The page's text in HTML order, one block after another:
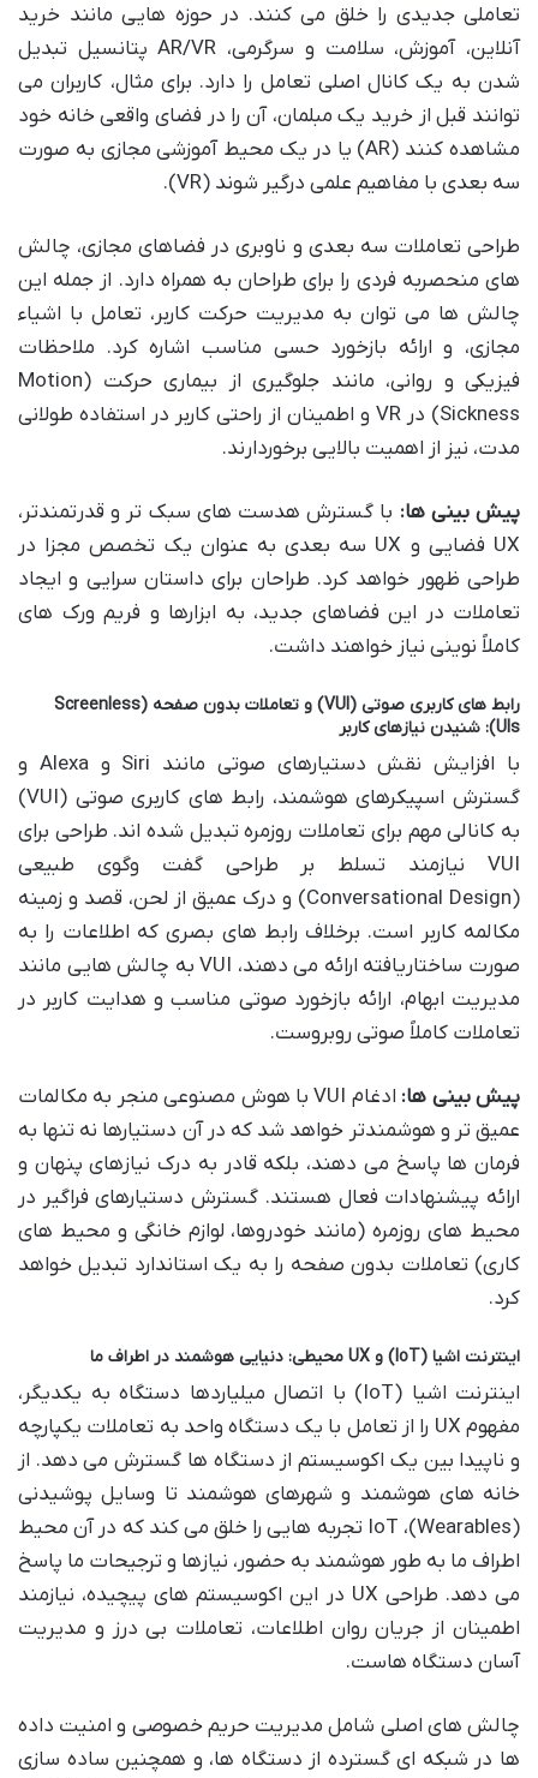
تعاملی جدیدی را خلق می کنند. در حوزه هایی مانند خرید
آنلاین، آموزش، سلامت و سرگرمی، AR/VR پتانسیل تبدیل
شدن به یک کانال اصلی تعامل را دارد. برای مثال، کاربران می
توانند قبل از خرید یک مبلمان، آن را در فضای واقعی خانه خود
مشاهده کنند (AR) یا در یک محیط آموزشی مجازی به صورت
سه بعدی با مفاهیم علمی درگیر شوند (VR).
طراحی تعاملات سه بعدی و ناوبری در فضاهای مجازی، چالش
های منحصربه فردی را برای طراحان به همراه دارد. از جمله این
چالش ها می توان به مدیریت حرکت کاربر، تعامل با اشیاء
مجازی، و ارائه بازخورد حسی مناسب اشاره کرد. ملاحظات
فیزیکی و روانی، مانند جلوگیری از بیماری حرکت (Motion
Sickness) در VR و اطمینان از راحتی کاربر در استفاده طولانی
مدت، نیز از اهمیت بالایی برخوردارند.
پیش بینی ها: با گسترش هدست های سبک تر و قدرتمندتر،
UX فضایی و UX سه بعدی به عنوان یک تخصص مجزا در
طراحی ظهور خواهد کرد. طراحان برای داستان سرایی و ایجاد
تعاملات در این فضاهای جدید، به ابزارها و فریم ورک های
کاملاً نوینی نیاز خواهند داشت.
رابط های کاربری صوتی (VUI) و تعاملات بدون صفحه (Screenless
UIs): شنیدن نیازهای کاربر
با افزایش نقش دستیارهای صوتی مانند Siri و Alexa و
گسترش اسپیکرهای هوشمند، رابط های کاربری صوتی (VUI)
به کانالی مهم برای تعاملات روزمره تبدیل شده اند. طراحی برای
VUI نیازمند تسلط بر طراحی گفت وگوی طبیعی
(Conversational Design) و درک عمیق از لحن، قصد و زمینه
مکالمه کاربر است. برخلاف رابط های بصری که اطلاعات را به
صورت ساختاریافته ارائه می دهند، VUI به چالش هایی مانند
مدیریت ابهام، ارائه بازخورد صوتی مناسب و هدایت کاربر در
تعاملات کاملاً صوتی روبروست.
پیش بینی ها:
ادغام VUI با هوش مصنوعی منجر به مکالمات
عمیق تر و هوشمندتر خواهد شد که در آن دستیارها نه تنها به
فرمان ها پاسخ می دهند، بلکه قادر به درک نیازهای پنهان و
ارائه پیشنهادات فعال هستند. گسترش دستیارهای فراگیر در
محیط های روزمره (مانند خودروها، لوازم خانگی و محیط های
کاری) تعاملات بدون صفحه را به یک استاندارد تبدیل خواهد
کرد.
اینترنت اشیا (IoT) و UX محیطی: دنیایی هوشمند در اطراف ما
اینترنت اشیا (IoT) با اتصال میلیاردها دستگاه به یکدیگر،
مفهوم UX را از تعامل با یک دستگاه واحد به تعاملات یکپارچه
و ناپیدا بین یک اکوسیستم از دستگاه ها گسترش می دهد. از
خانه های هوشمند و شهرهای هوشمند تا وسایل پوشیدنی
(Wearables)، IoT تجربه هایی را خلق می کند که در آن محیط
اطراف ما به طور هوشمند به حضور، نیازها و ترجیحات ما پاسخ
می دهد. طراحی UX در این اکوسیستم های پیچیده، نیازمند
اطمینان از جریان روان اطلاعات، تعاملات بی درز و مدیریت
آسان دستگاه هاست.
چالش های اصلی شامل مدیریت حریم خصوصی و امنیت داده
ها در شبکه ای گسترده از دستگاه ها، و همچنین ساده سازی